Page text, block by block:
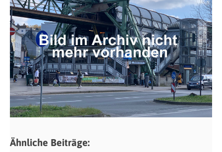
Ähnliche Beiträge: